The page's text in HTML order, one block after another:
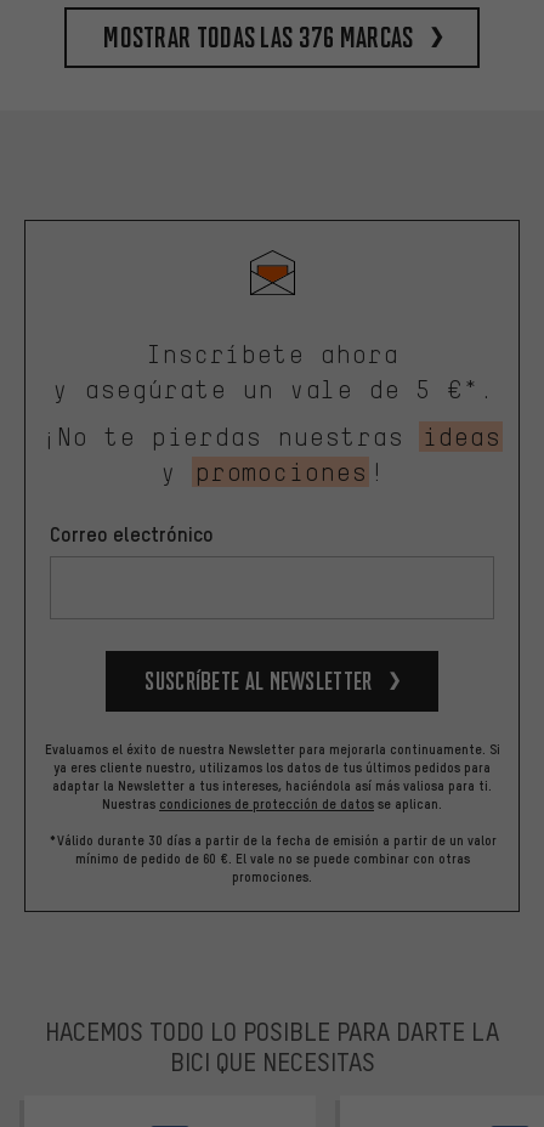
Mostrar todas las 376 marcas
Inscríbete ahora
y asegúrate un vale de 5 €*.
¡No te pierdas nuestras
ideas
y
promociones !
Correo electrónico
Suscríbete al newsletter
Evaluamos el éxito de nuestra Newsletter para mejorarla continuamente. Si
ya eres cliente nuestro, utilizamos los datos de tus últimos pedidos para
adaptar la Newsletter a tus intereses, haciéndola así más valiosa para ti.
Nuestras condiciones de protección de datos se aplican.
*Válido durante 30 días a partir de la fecha de emisión a partir de un valor
mínimo de pedido de 60 €. El vale no se puede combinar con otras
promociones.
HACEMOS TODO LO POSIBLE PARA DARTE LA
BICI QUE NECESITAS